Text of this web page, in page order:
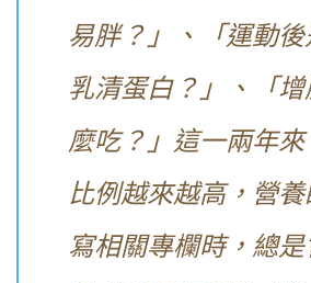
易胖？」、「運動
乳清蛋白？」、「
麼吃？」這一兩年
比例越來越高，營
寫相關專欄時，總